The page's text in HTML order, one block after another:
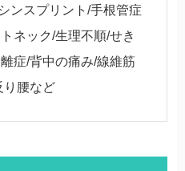
ンスプリント/手根管症
ネック/生理不順/せき
症/背中の痛み/線維筋
り腰など